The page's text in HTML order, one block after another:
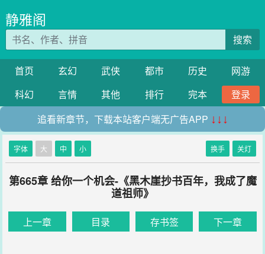
静雅阁
搜索
首页 玄幻 武侠 都市 历史
网游
科幻
言情 其他 排行 完本
登录
追看新章节，下载本站客户端无广告APP ↓↓↓
字体 大 中 小 换手 关灯
第665章 给你一个机会-《黑木崖抄书百年，我成了魔
道祖师》
上一章 目录 存书签 下一章